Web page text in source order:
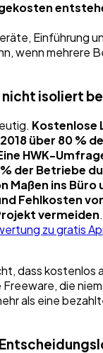
Einführung
wenn mehrere
isoliert
Kostenlose
über 80 %
HWK-
der Betriebe
Maßen ins Büro
Fehlkosten
vermeiden
zu gratis
dass kostenlos
die
als eine